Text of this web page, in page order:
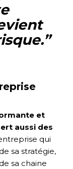
”
et
aussi des
qui
sa stratégie,
sa chaine